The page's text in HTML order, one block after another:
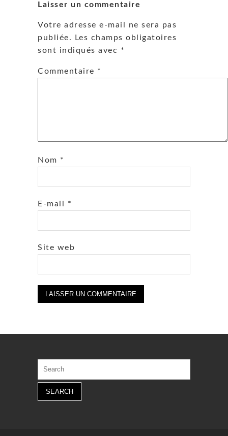
Laisser un commentaire
Votre adresse e-mail ne sera pas
publiée.
Les champs obligatoires
sont indiqués avec *
Commentaire *
Nom *
E-mail *
Site web
for: